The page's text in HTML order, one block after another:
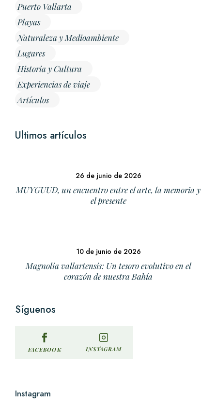
Puerto Vallarta
Playas
Naturaleza y Medioambiente
Lugares
Historia y Cultura
Experiencias de viaje
Artículos
Ultimos artículos
26 de junio de 2026
MUYGUUD, un encuentro entre el arte, la memoria y
el presente
10 de junio de 2026
Magnolia vallartensis: Un tesoro evolutivo en el
corazón de nuestra Bahía
Síguenos
FACEBOOK INSTAGRAM
Instagram